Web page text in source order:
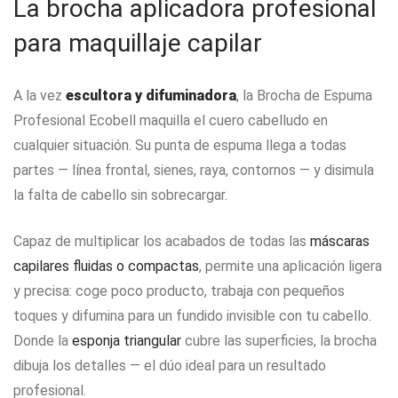
La brocha aplicadora profesional
para maquillaje capilar
A la vez escultora y difuminadora, la Brocha de Espuma
Profesional Ecobell maquilla el cuero cabelludo en
cualquier situación. Su punta de espuma llega a todas
partes — línea frontal, sienes, raya, contornos — y disimula
la falta de cabello sin sobrecargar.
Capaz de multiplicar los acabados de todas las máscaras
capilares fluidas o compactas, permite una aplicación ligera
y precisa: coge poco producto, trabaja con pequeños
toques y difumina para un fundido invisible con tu cabello.
Donde la esponja triangular cubre las superficies, la brocha
dibuja los detalles — el dúo ideal para un resultado
profesional.